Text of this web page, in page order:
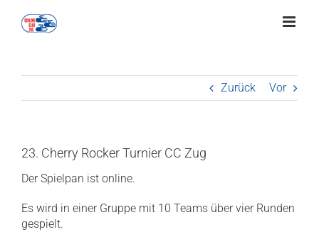
Inhalt
Zurück Vor
23. Cherry Rocker Turnier CC Zug
Der Spielpan ist online.
Es wird in einer Gruppe mit 10 Teams über vier Runden
gespielt.